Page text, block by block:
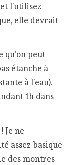
l’utilisez
elle devrait
qu’on peut
étanche à
à l’eau).
1h dans
Je ne
assez basique
des montres